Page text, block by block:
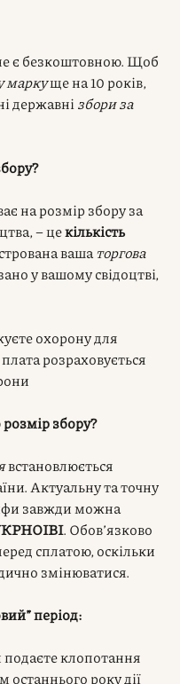
є безкоштовною. Щоб
маркуще на 10 років,
державні збори за
на розмір збору за
– цекількість
ваша торгова
у вашому свідоцтві,
охорону для
розраховується
збору?
встановлюється
Актуальну та точну
завжди можна
. Обов’язково
сплатою, оскільки
змінюватися.
період:
клопотання
року дії